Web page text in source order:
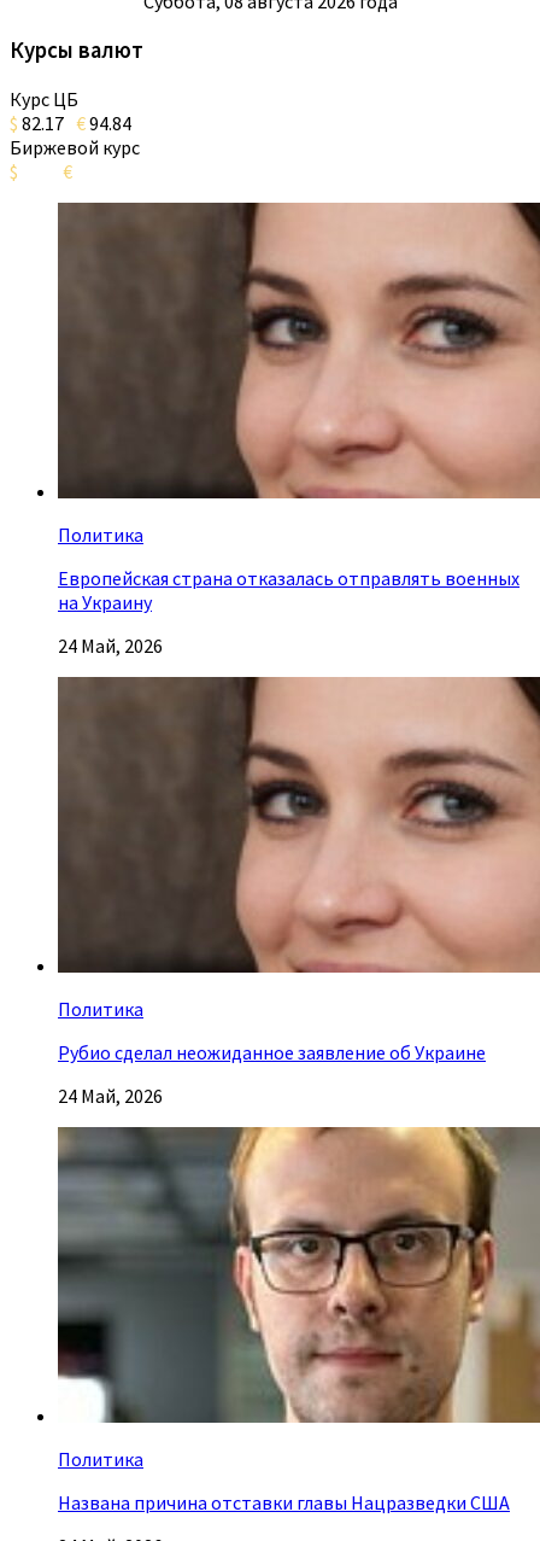
Курсы валют
Курс ЦБ
$ 82.17 €94.84
Биржевой курс
$
€
Политика
Европейская страна отказалась отправлять военных
на Украину
24 Май, 2026
Политика
Рубио сделал неожиданное заявление об Украине
24 Май, 2026
Политика
Названа причина отставки главы Нацразведки США